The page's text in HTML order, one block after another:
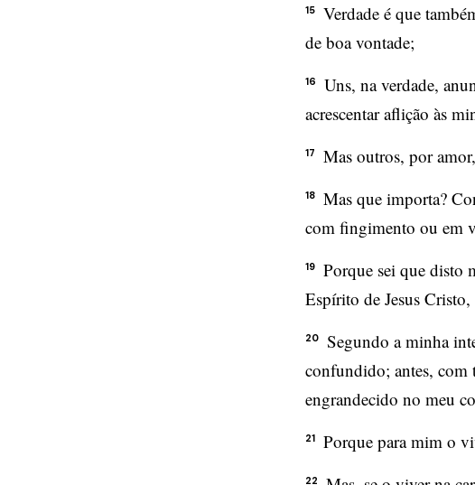
15
Verdade é que
de boa vontade;
16
Uns, na verdade,
acrescentar aflição às
17 Mas outros, por
18
Mas que importa?
com fingimento ou em
19
Porque sei que disto
Espírito de Jesus Cristo,
20
Segundo a minha
confundido; antes, com
engrandecido no meu
21 Porque para mim o
22